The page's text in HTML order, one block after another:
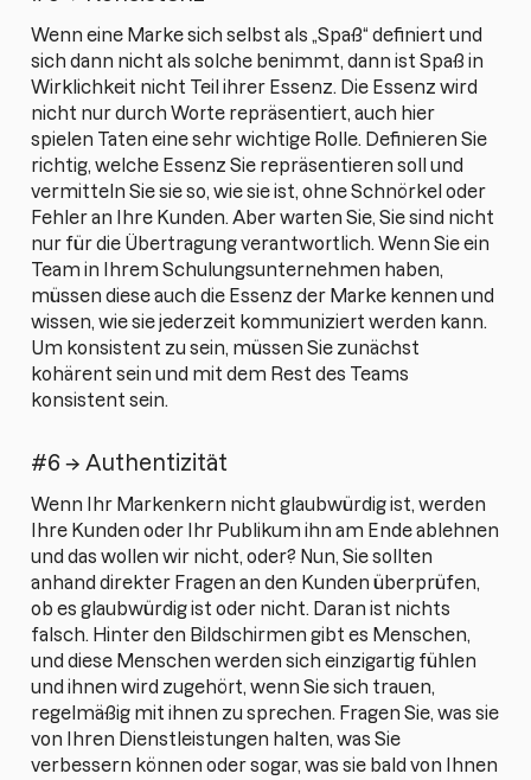
Wenn eine Marke sich selbst als „Spaß“ definiert und
sich dann nicht als solche benimmt, dann ist Spaß in
Wirklichkeit nicht Teil ihrer Essenz. Die Essenz wird
nicht nur durch Worte repräsentiert, auch hier
spielen Taten eine sehr wichtige Rolle. Definieren Sie
richtig, welche Essenz Sie repräsentieren soll und
vermitteln Sie sie so, wie sie ist, ohne Schnörkel oder
Fehler an Ihre Kunden. Aber warten Sie, Sie sind nicht
nur für die Übertragung verantwortlich. Wenn Sie ein
Team in Ihrem Schulungsunternehmen haben,
müssen diese auch die Essenz der Marke kennen und
wissen, wie sie jederzeit kommuniziert werden kann.
Um konsistent zu sein, müssen Sie zunächst
kohärent sein und mit dem Rest des Teams
konsistent sein.
#6 → Authentizität
Wenn Ihr Markenkern nicht glaubwürdig ist, werden
Ihre Kunden oder Ihr Publikum ihn am Ende ablehnen
und das wollen wir nicht, oder? Nun, Sie sollten
anhand direkter Fragen an den Kunden überprüfen,
ob es glaubwürdig ist oder nicht. Daran ist nichts
falsch. Hinter den Bildschirmen gibt es Menschen,
und diese Menschen werden sich einzigartig fühlen
und ihnen wird zugehört, wenn Sie sich trauen,
regelmäßig mit ihnen zu sprechen. Fragen Sie, was sie
von Ihren Dienstleistungen halten, was Sie
verbessern können oder sogar, was sie bald von Ihnen